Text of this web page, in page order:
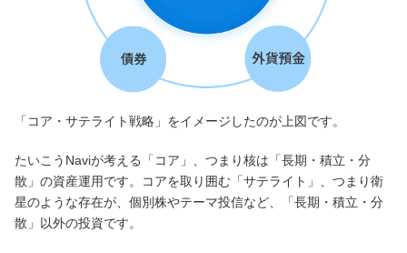
たいこうオフィスe-バンキング
サービスのご案内
サービスのご案内
たいこうでんさいサービス
「コア・サテライト戦略」をイメージしたのが上図です。
たいこうNaviが考える「コア」、つまり核は「長期・積立・分
散」の資産運用です。コアを取り囲む「サテライト」、つまり衛
星のような存在が、個別株やテーマ投信など、「長期・積立・分
散」以外の投資です。